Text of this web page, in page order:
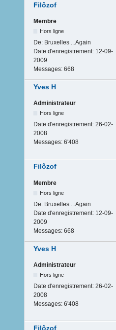
Filôzof
Membre
Hors ligne
De: Bruxelles ...Again
Date d'enregistrement: 12-09-
2009
Messages: 668
Yves H
Administrateur
Hors ligne
Date d'enregistrement: 26-02-
2008
Messages: 6'408
Filôzof
Membre
Hors ligne
De: Bruxelles ...Again
Date d'enregistrement: 12-09-
2009
Messages: 668
Yves H
Administrateur
Hors ligne
Date d'enregistrement: 26-02-
2008
Messages: 6'408
Filôzof